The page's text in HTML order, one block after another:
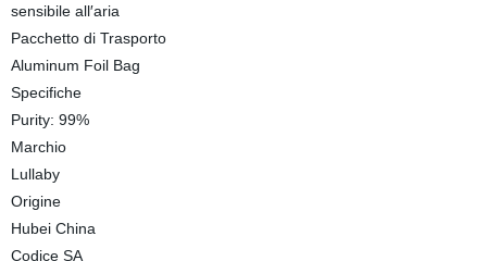
sensibile all′aria
Pacchetto di Trasporto
Aluminum Foil Bag
Specifiche
Purity: 99%
Marchio
Lullaby
Origine
Hubei China
Codice SA